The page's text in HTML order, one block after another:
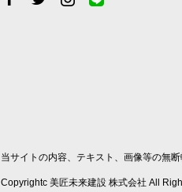
当サイトの内容、テキスト、画像等の無断
Copyrightc 美匠未来建設 株式会社 All